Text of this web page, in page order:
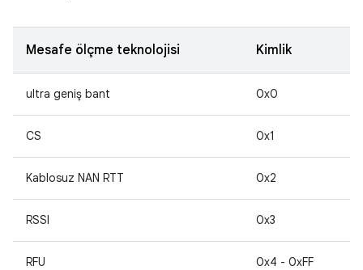
Mesafe ölçme teknolojisi Kimlik
ultra geniş bant 0x0
CS 0x1
Kablosuz NAN RTT 0x2
RSSI 0x3
RFU 0x4 - 0xFF